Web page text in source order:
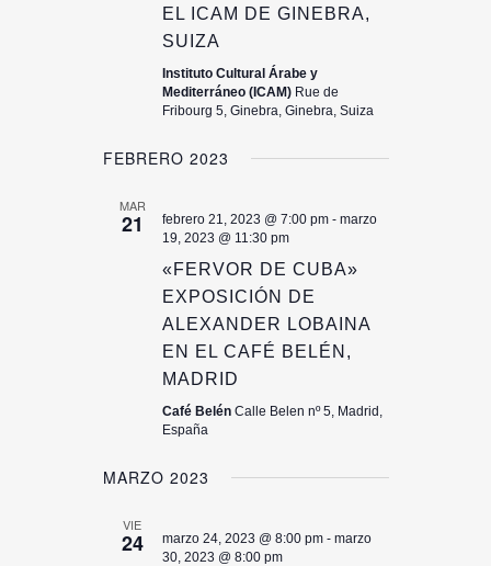
EL ICAM DE GINEBRA,
SUIZA
Instituto Cultural Árabe y
Mediterráneo (ICAM) Rue de
Fribourg 5, Ginebra, Ginebra, Suiza
FEBRERO 2023
MAR
21 febrero 21, 2023 @ 7:00 pm- marzo
19, 2023 @ 11:30 pm
«FERVOR DE CUBA»
EXPOSICIÓN DE
ALEXANDER LOBAINA
EN EL CAFÉ BELÉN,
MADRID
Café Belén Calle Belen nº 5, Madrid,
España
MARZO 2023
VIE
24 marzo 24, 2023 @ 8:00 pm- marzo
30, 2023 @ 8:00 pm